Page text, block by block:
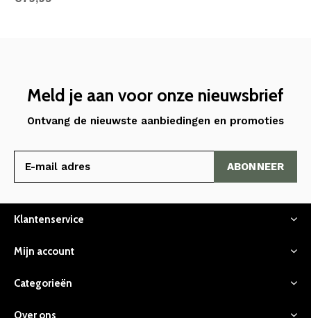
Meld je aan voor onze nieuwsbrief
Ontvang de nieuwste aanbiedingen en promoties
ABONNEER
Klantenservice
Mijn account
Categorieën
Over ons